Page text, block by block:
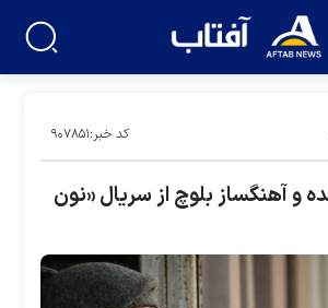
کد خبر:۹۰۷۸۵۱
و آهنگساز بلوچ از سریال «نون